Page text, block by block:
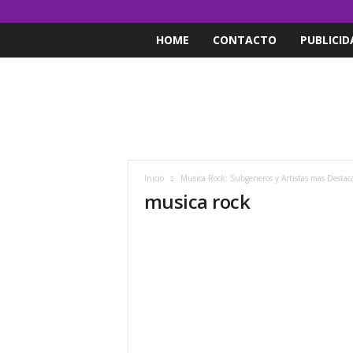
HOME CONTACTO
Inicio Musica Rock: Subgeneros y Artistas mas
musica rock